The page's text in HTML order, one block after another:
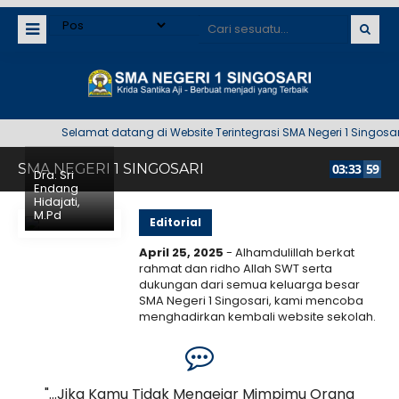
Selamat datang di Website Terintegrasi SMA Negeri 1 Singosari
SMA NEGERI 1 SINGOSARI 03:33 59
Dra. Sri
Endang
Hidajati,
M.Pd Editorial
April 25, 2025 - Alhamdulillah berkat
rahmat dan ridho Allah SWT serta
dukungan dari semua keluarga besar
SMA Negeri 1 Singosari, kami mencoba
menghadirkan kembali website sekolah.
banyak..Selengkapnya
"...Jika Kamu Tidak Mengejar Mimpimu Orang